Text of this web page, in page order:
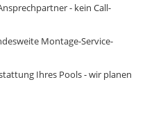
- kein Call-
Montage-Service-
Ihres Pools - wir planen